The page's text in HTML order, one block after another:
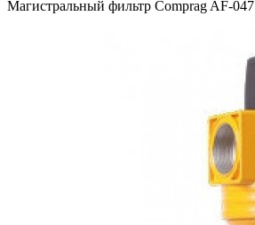
Магистральный фильтр Comprag AF-047